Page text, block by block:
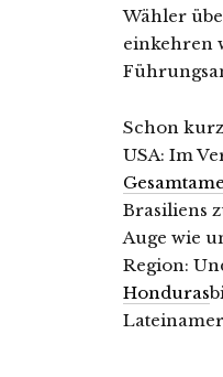
Wähler
einkehren
Schon
USA: Im
Brasiliens
Auge wie
Region:
Honduras